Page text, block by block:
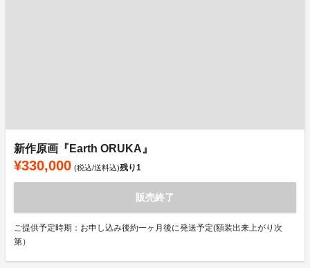
新作原画『Earth ORUKA』
¥330,000 (税込/送料込)残り1
販売終了
ご提供予定時期：お申し込み後約一ヶ月後に発送予定(額装出来上がり次
第）